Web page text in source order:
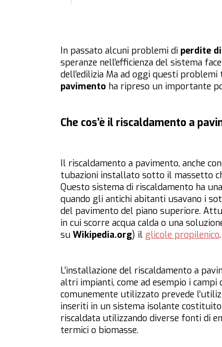
In passato alcuni problemi di perdite
speranze nell’efficienza del sistema
dell’edilizia Ma ad oggi questi
pavimento ha ripreso un importante
Che cos’è il riscaldamento a
Il riscaldamento a pavimento, anche
tubazioni installato sotto il massetto
Questo sistema di riscaldamento ha
quando gli antichi abitanti usavano i
del pavimento del piano superiore.
in cui scorre acqua calda o una
su Wikipedia.org) il glicole propilenico.
L’installazione del riscaldamento a
altri impianti, come ad esempio i
comunemente utilizzato prevede
inseriti in un sistema isolante costituito
riscaldata utilizzando diverse fonti di
termici o biomasse.